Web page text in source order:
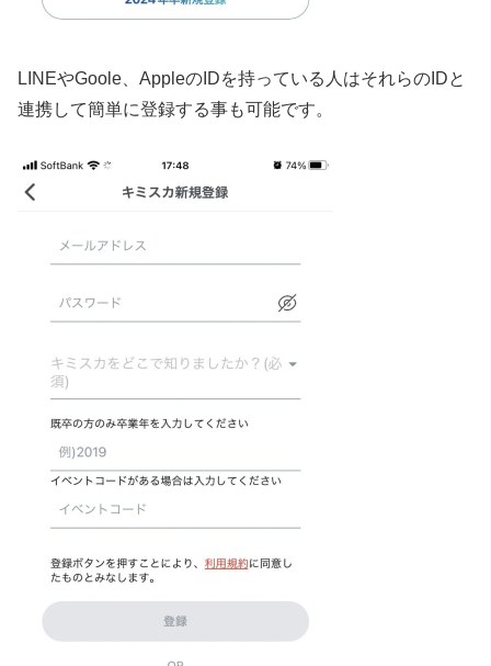
LINEやGoole、AppleのIDを持っている人はそれらのIDと
連携して簡単に登録する事も可能です。